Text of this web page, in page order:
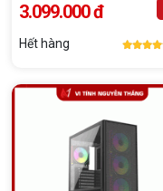
3.099.000 đ
Hết hàng